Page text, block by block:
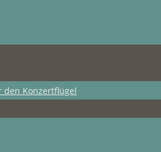
den Konzertflügel